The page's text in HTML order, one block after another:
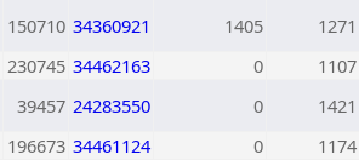
150710 34360921 1405 1271
230745 34462163 0 1107
39457 24283550 0 1421
196673 34461124 0 1174